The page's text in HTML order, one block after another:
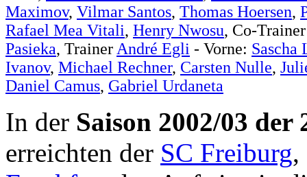
Maximov, Vilmar Santos, Thomas Hoersen,
Rafael Mea Vitali, Henry Nwosu, Co-
Pasieka, Trainer André Egli - Vorne: Sascha
Ivanov, Michael Rechner, Carsten Nulle,
Daniel Camus, Gabriel Urdaneta
In der Saison 2002/03
erreichten der SC Freiburg,